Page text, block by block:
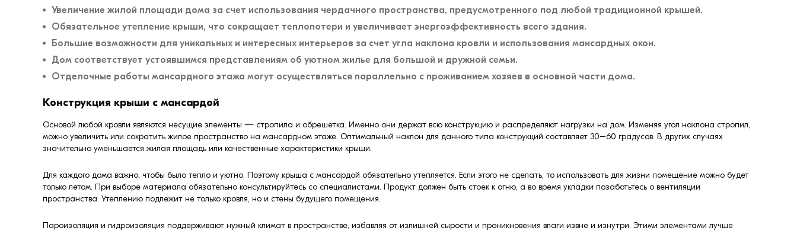
Увеличение жилой площади дома за счет использования чердачного пространства, предусмотренного под любой традиционной крышей.
Обязательное утепление крыши, что сокращает теплопотери и увеличивает энергоэффективность всего здания.
Большие возможности для уникальных и интересных интерьеров за счет угла наклона кровли и использования мансардных окон.
Дом соответствует устоявшимся представлениям об уютном жилье для большой и дружной семьи.
Отделочные работы мансардного этажа могут осуществляться параллельно с проживанием хозяев в основной части дома.
Конструкция крыши с мансардой
Основой любой кровли являются несущие элементы — стропила и обрешетка. Именно они держат всю конструкцию и распределяют нагрузки на дом. Изменяя угол наклона стропил,
можно увеличить или сократить жилое пространство на мансардном этаже. Оптимальный наклон для данного типа конструкций составляет 30–60 градусов. В других случаях
значительно уменьшается жилая площадь или качественные характеристики крыши.
Для каждого дома важно, чтобы было тепло и уютно. Поэтому крыша с мансардой обязательно утепляется. Если этого не сделать, то использовать для жизни помещение можно будет
только летом. При выборе материала обязательно консультируйтесь со специалистами. Продукт должен быть стоек к огню, а во время укладки позаботьтесь о вентиляции
пространства. Утеплению подлежит не только кровля, но и стены будущего помещения.
Пароизоляция и гидроизоляция поддерживают нужный климат в пространстве, избавляя от излишней сырости и проникновения влаги извне и изнутри. Этими элементами лучше